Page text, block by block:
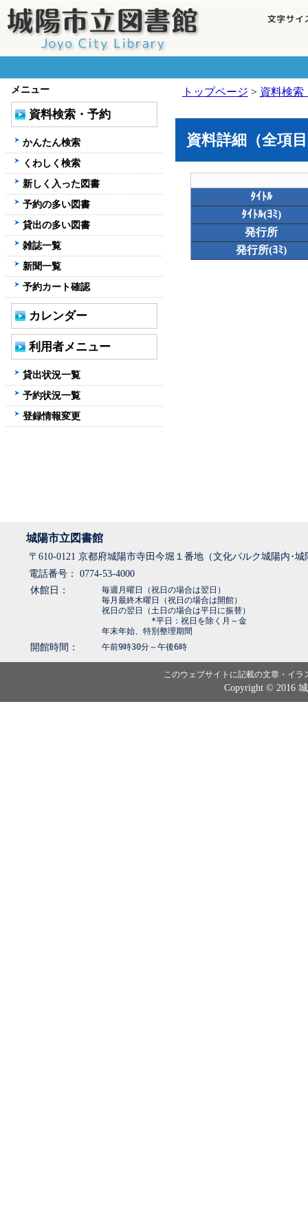
トップページ > 資料検索
資料詳細（全項
ﾀｲﾄﾙ
ﾀｲﾄﾙ(ﾖﾐ)
発行所
発行所(ﾖﾐ)
メニュー
資料検索・予約
かんたん検索
くわしく検索
新しく入った図書
予約の多い図書
貸出の多い図書
雑誌一覧
新聞一覧
予約カート確認
カレンダー
利用者メニュー
貸出状況一覧
予約状況一覧
登録情報変更
城陽市立図書館
〒610-0121 京都府城陽市寺田今堀１番地（文化パルク城陽内･
電話番号： 0774-53-4000
休館日：
毎週月曜日（祝日の場合は翌日）
毎月最終木曜日（祝日の場合は開館）
祝日の翌日（土日の場合は平日に振替）
*平日：祝日を除く月～金
年末年始、特別整理期間
開館時間： 午前9時30分～午後6時
このウェブサイトに記載の文章・イ
Copyright © 2016